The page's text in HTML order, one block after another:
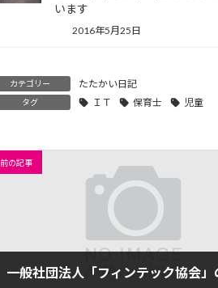
います
2016年5月25日
カテゴリー たたかい日記
タグ ＩＴ 保育士 児童
前の記事